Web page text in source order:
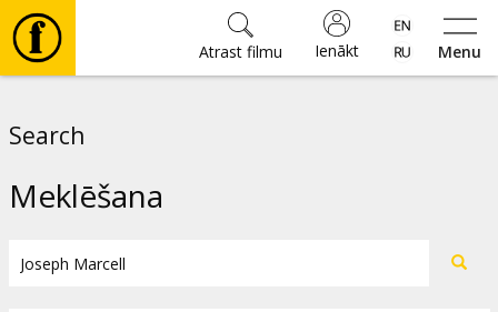
Menu
Ienākt
Atrast filmu
Search
Meklēšana